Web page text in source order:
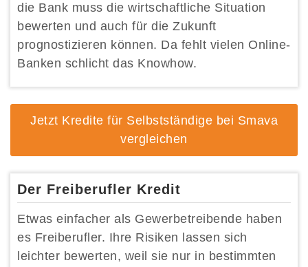
die Bank muss die wirtschaftliche Situation
bewerten und auch für die Zukunft
prognostizieren können. Da fehlt vielen Online-
Banken schlicht das Knowhow.
Jetzt Kredite für Selbstständige bei Smava
vergleichen
Der Freiberufler Kredit
Etwas einfacher als Gewerbetreibende haben
es Freiberufler. Ihre Risiken lassen sich
leichter bewerten, weil sie nur in bestimmten